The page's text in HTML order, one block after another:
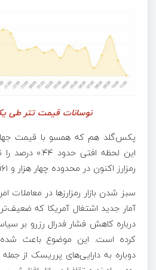
نوسانات قیمت تتر طی
پکس‌گلد هم که همسو با قیمت
این لحظه
رمزارز اکنون در محدوده چهار هزار و ۱۶۱ دلار قرار دارد.
سبز شدن بازار رمزارز‌ها در معاملات
آمار جدید اشتغال آمریکا که ضعیف‌تر
درباره کاهش فشار فدرال رزرو بر
کرده است. این موضوع باعث شده
دوباره به دارایی‌های پرریسک از